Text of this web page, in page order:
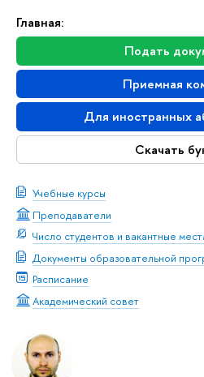
Главная:
Подать
Приемная
Для иностранных
Скачать
Учебные курсы
Преподаватели
Число студентов и вакантные
Документы образовательной
Расписание
Академический совет